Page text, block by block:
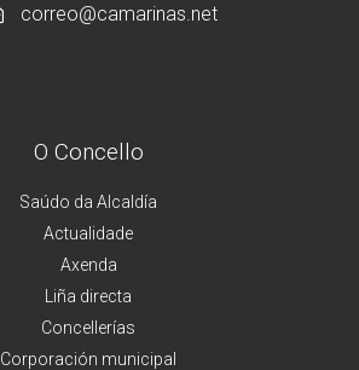
correo@camarinas.net
O Concello
Saúdo da Alcaldía
Actualidade
Axenda
Liña directa
Concellerías
Corporación municipal